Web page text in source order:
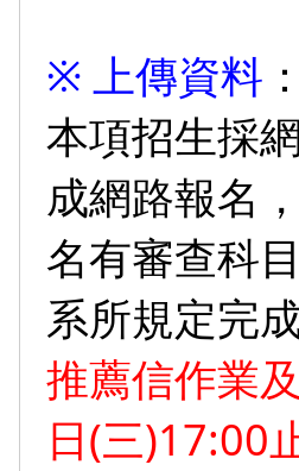
※ 上傳資料
本項招生採
成網路報名
名有審查科
系所規定完
推薦信作業
日(三)17:00